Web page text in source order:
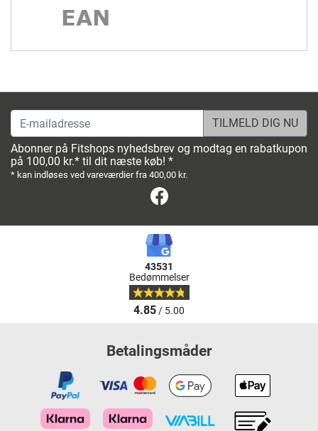
E-mailadresse
Abonner på Fitshops nyhedsbrev og modtag en rabatkupon
på 100,00 kr.* til dit næste køb! *
* kan indløses ved vareværdier fra 400,00 kr.
43531
Bedømmelser
4.85/ 5.00
Betalingsmåder